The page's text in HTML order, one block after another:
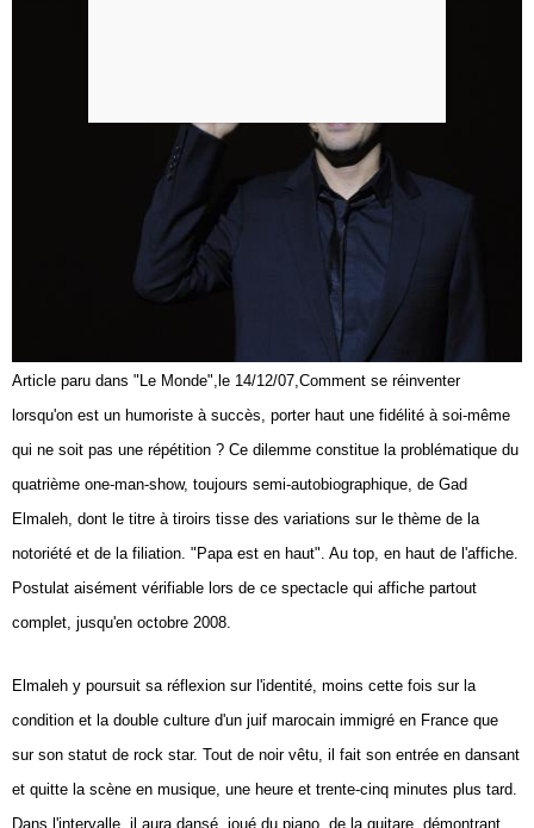
chroniques
bonnes
Article paru dans "Le Monde",le 14/12/07,Comment se réinventer
lorsqu'on est un humoriste à succès, porter haut une fidélité à soi-même
qui ne soit pas une répétition ? Ce dilemme constitue la problématique du
quatrième one-man-show, toujours semi-autobiographique, de Gad
Elmaleh, dont le titre à tiroirs tisse des variations sur le thème de la
notoriété et de la filiation. "Papa est en haut". Au top, en haut de l'affiche.
Postulat aisément vérifiable lors de ce spectacle qui affiche partout
complet, jusqu'en octobre 2008.
Elmaleh y poursuit sa réflexion sur l'identité, moins cette fois sur la
condition et la double culture d'un juif marocain immigré en France que
sur son statut de rock star. Tout de noir vêtu, il fait son entrée en dansant
et quitte la scène en musique, une heure et trente-cinq minutes plus tard.
Dans l'intervalle, il aura dansé, joué du piano, de la guitare, démontrant